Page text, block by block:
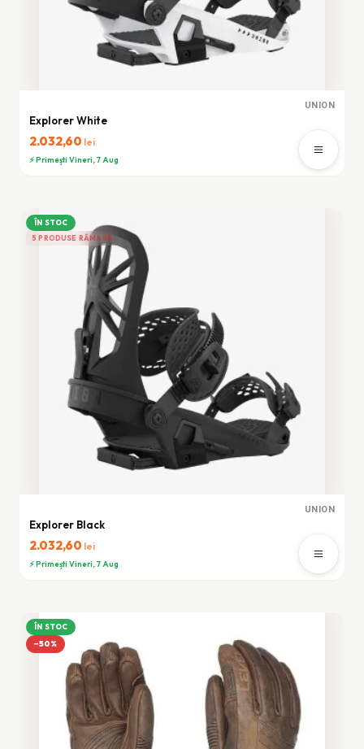
UNION
Explorer White
2.032,60 lei
⚡ Primești Vineri, 7 Aug
ÎN STOC
5 PRODUSE RĂMASE
UNION
Explorer Black
2.032,60 lei
⚡ Primești Vineri, 7 Aug
ÎN STOC
−50%